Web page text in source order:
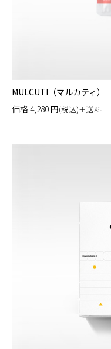
MULCUTI（マルカティ）
価格4,280円(税込)＋送料